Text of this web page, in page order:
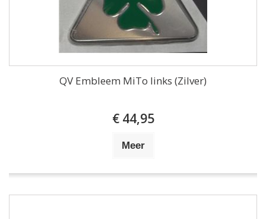
QV Embleem MiTo links (Zilver)
€ 44,95
Meer